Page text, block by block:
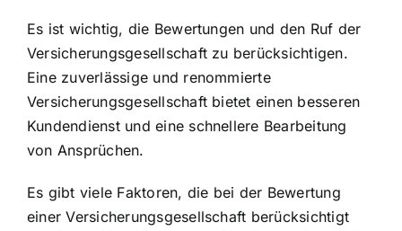
Es ist wichtig, die Bewertungen und den Ruf der
Versicherungsgesellschaft zu berücksichtigen.
Eine zuverlässige und renommierte
Versicherungsgesellschaft bietet einen besseren
Kundendienst und eine schnellere Bearbeitung
von Ansprüchen.
Es gibt viele Faktoren, die bei der Bewertung
einer Versicherungsgesellschaft berücksichtigt